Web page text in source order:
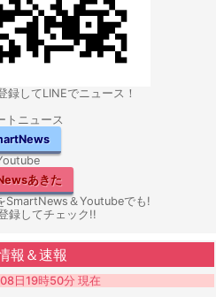
録してLINEでニュース！
トニュース
あきた
SmartNews＆Youtubeでも!
録してチェック!!
報＆速報
日19時50分 現在